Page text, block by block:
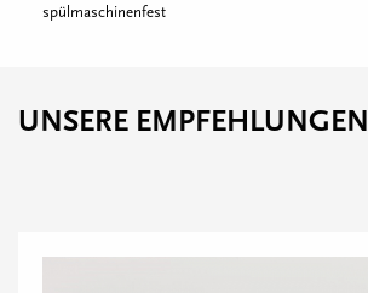
spülmaschinenfest
UNSERE EMPFEHLUNGEN